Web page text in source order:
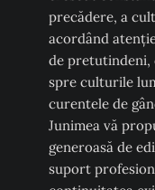
precădere, a
acordând
de pretutindeni,
spre culturile
curentele de
Junimea vă
generoasă de
suport